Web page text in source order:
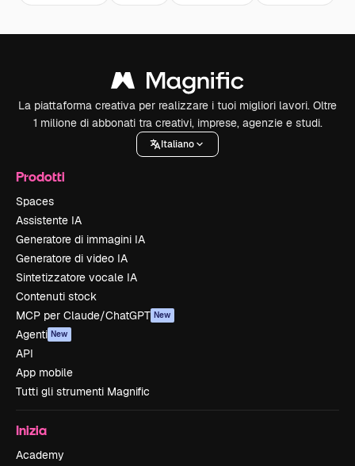
La piattaforma creativa per realizzare i tuoi migliori lavori. Oltre
1 milione di abbonati tra creativi, imprese, agenzie e studi.
Italiano
Prodotti
Spaces
Assistente IA
Generatore di immagini IA
Generatore di video IA
Sintetizzatore vocale IA
Contenuti stock
MCP per Claude/ChatGPT New
Agenti New
API
App mobile
Tutti gli strumenti Magnific
Inizia
Academy